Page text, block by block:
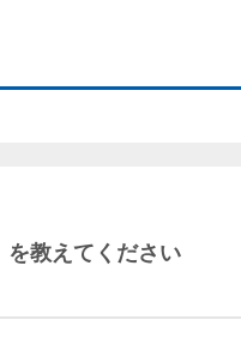
を教えてください